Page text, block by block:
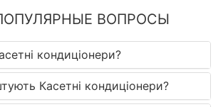
ВОПРОСЫ
кондиціонери?
Касетні кондиціонери?